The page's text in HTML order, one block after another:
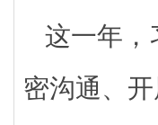
这一年，
密沟通、